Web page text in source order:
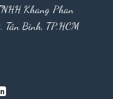
Khang Phan
Bình, TP.HCM